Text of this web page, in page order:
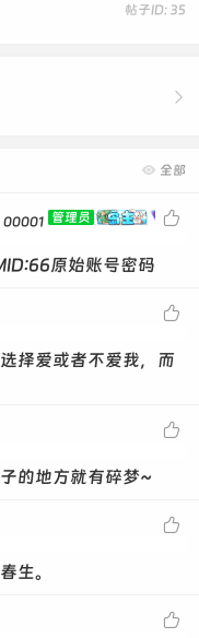
帖子ID: 35

 全部

00001 管理员
原始账号密码

择爱或者不爱我，而

的地方就有碎梦~

生。
